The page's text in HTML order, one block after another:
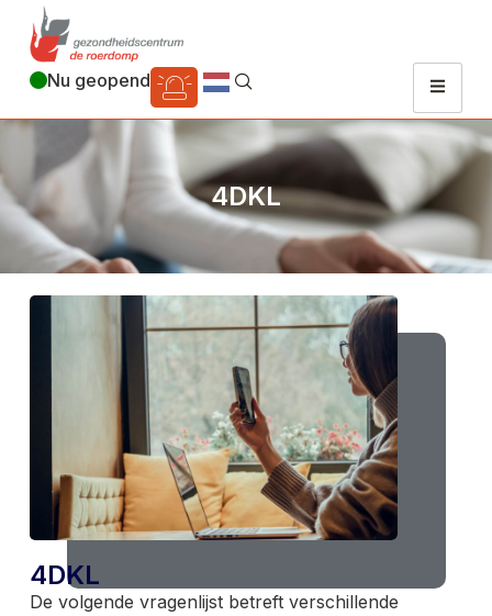
Nu geopend
4DKL
4DKL
De volgende vragenlijst betreft verschillende